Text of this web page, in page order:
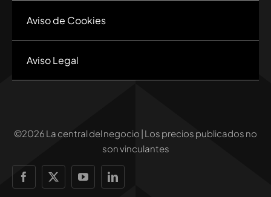
Aviso de Cookies
Aviso Legal
©2026 La central del negocio | Los precios publicados no
son vinculantes